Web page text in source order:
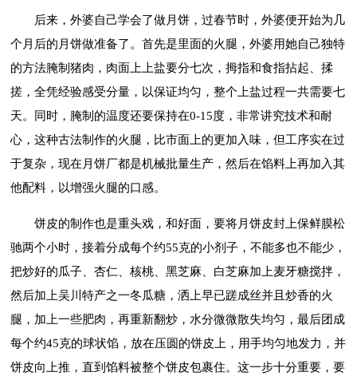
后来，外婆自己学会了做月饼，过春节时，外婆便开始为几
个月后的月饼做准备了。首先是里面的火腿，外婆用她自己独特
的方法腌制猪肉，肉面上上盐要分七次，拇指和食指拈起、揉
搓，全凭经验感受分量，以保证均匀，整个上盐过程一共需要七
天。同时，腌制的温度还要保持在0-15度，非常讲究技术和耐
心，这种古法制作的火腿，比市面上的更加入味，但工序实在过
于复杂，现在月饼厂都是机械批量生产，然后在馅料上再加入其
他配料，以增强火腿的口感。
饼皮的制作也是重头戏，和好面，要将月饼皮封上保鲜膜松
驰两个小时，接着分成每个约55克的小剂子，不能多也不能少，
把炒好的瓜子、杏仁、核桃、黑芝麻、白芝麻加上麦牙糖搅拌，
然后加上吴川特产之一冬瓜糖，洒上早已蹉成丝并且炒香的火
腿，加上一些肥肉，再重新翻炒，水分微微散失均匀，最后团成
每个约45克的球状馅，放在压圆的饼皮上，用手均匀地发力，并
饼皮向上推，直到馅料被整个饼皮包裹住。这一步十分重要，要